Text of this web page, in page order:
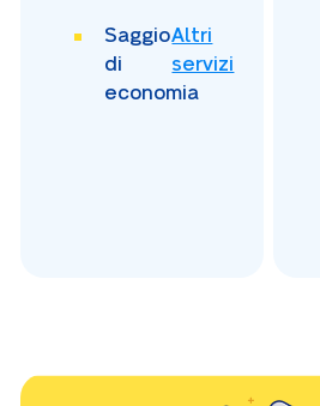
Saggio
di
economia
Altri
servizi